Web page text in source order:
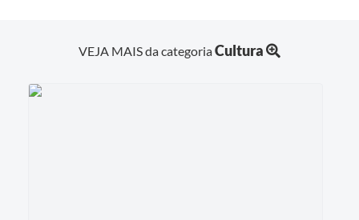
VEJA MAIS da categoriaCultura